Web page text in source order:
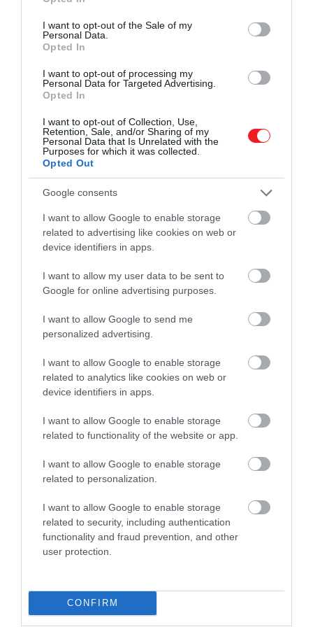
use your data for below specified purposes in below Google
consent section.
I want to opt-out of the Sale of my
Personal Data.
Opted In
I want to opt-out of processing my
Personal Data for Targeted Advertising.
Opted In
I want to opt-out of Collection, Use,
Retention, Sale, and/or Sharing of my
Personal Data that Is Unrelated with the
Purposes for which it was collected.
Opted Out
Google consents
I want to allow Google to enable storage
related to advertising like cookies on web or
device identifiers in apps.
I want to allow my user data to be sent to
Google for online advertising purposes.
I want to allow Google to send me
personalized advertising.
I want to allow Google to enable storage
related to analytics like cookies on web or
device identifiers in apps.
I want to allow Google to enable storage
related to functionality of the website or app.
I want to allow Google to enable storage
related to personalization.
I want to allow Google to enable storage
related to security, including authentication
functionality and fraud prevention, and other
user protection.
CONFIRM
A leletet egy fémdetektoros hobbi-régész fedezte fel,
körülmények és a szerkezet összetettsége miatt csak
hosszú évek alatt sikerült biztonságosan restaurálni.
tárolóba zárt könyv szinte teljesen megsemmisült,
ám az ékszerszerű külseje, a rávésett minták és a
szerkezete önmagában is kiemelkedő műkincsé
teszik.
Még több érdekesség!
Higany, emberi maradványok fogyasztása,
kivéreztetés – 5 megdöbbentő középkori
kiállításán lehet megtekinteni,ahol a látogatók
nemcsak magát a tárgyat, hanem annak
felfedezésének és megmentésének történetét is
megismerhetik. A bemutatót a múzeum egyfajta
kulturális és vallási örökségmentésként
hiszen az ír identitás egyik alappillére éppen ezekben
kézzel készült szent szövegekben és azok
megőrzésében rejlik.
Olvasd el ezt is!
Egy középkori szerelmes üzenetre találtak
Ettől a 850 éves középkori vártól minden
történelemrajongónak leesik az álla